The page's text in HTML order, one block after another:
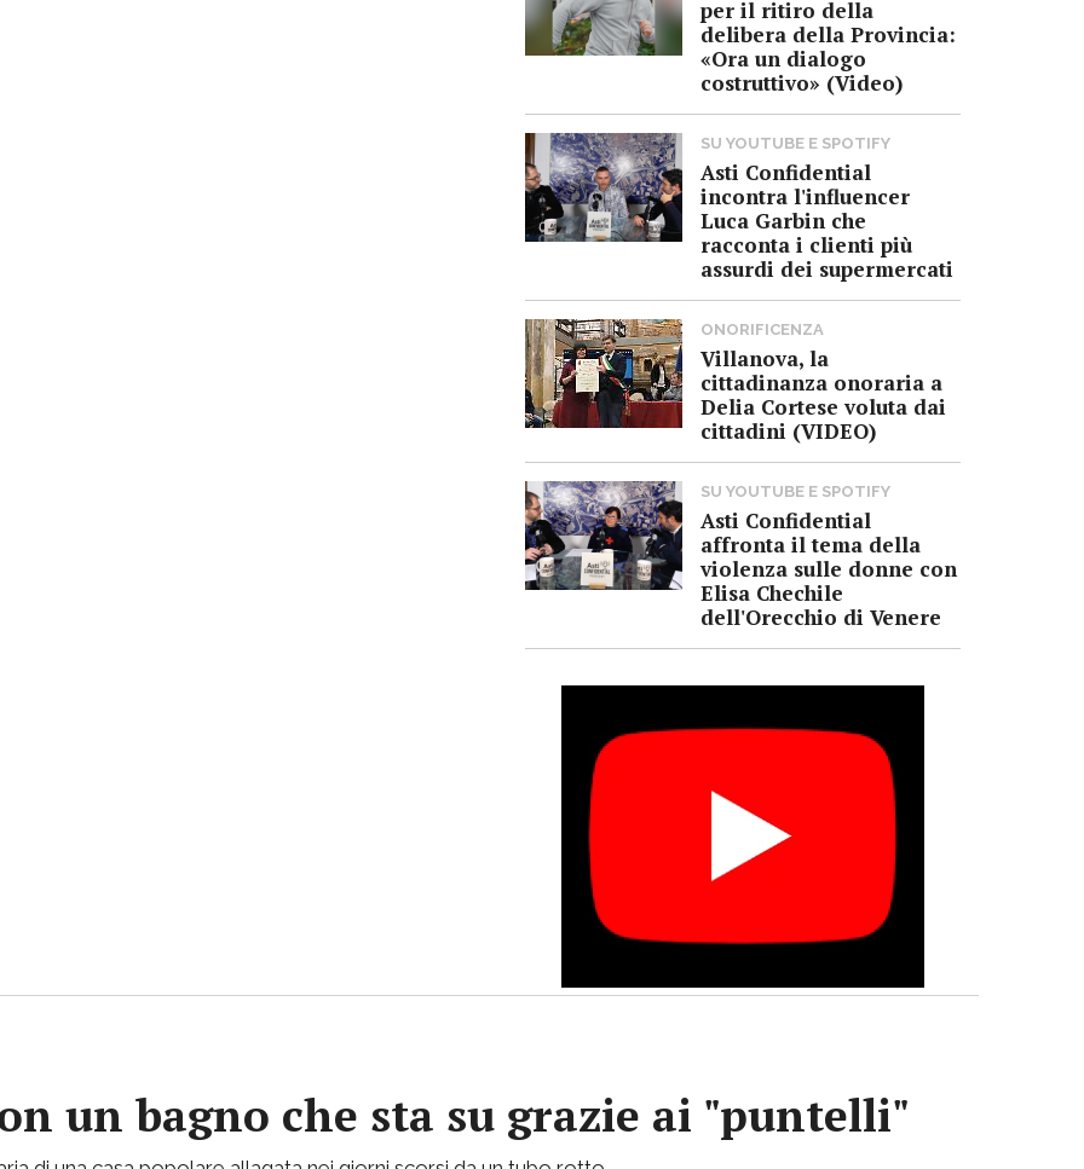
per il ritiro della
delibera della Provincia:
«Ora un dialogo
costruttivo» (Video)
SU YOUTUBE E SPOTIFY
Asti Confidential
incontra l'influencer
Luca Garbin che
racconta i clienti più
assurdi dei supermercati
ONORIFICENZA
Villanova, la
cittadinanza onoraria a
Delia Cortese voluta dai
cittadini (VIDEO)
SU YOUTUBE E SPOTIFY
Asti Confidential
affronta il tema della
violenza sulle donne con
Elisa Chechile
dell'Orecchio di Venere
un bagno che sta su grazie ai "puntelli"